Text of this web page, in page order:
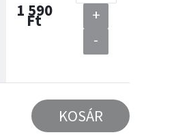
1 590
Ft
+
-
KOSÁR